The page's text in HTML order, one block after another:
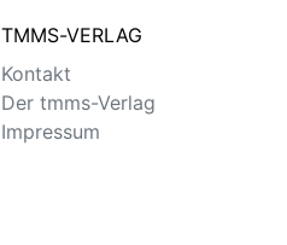
TMMS-VERLAG
Kontakt
Der tmms-Verlag
Impressum